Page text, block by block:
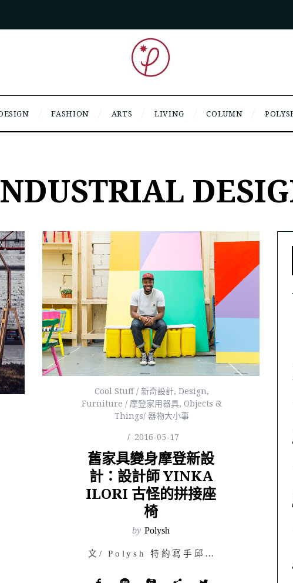
FASHION ARTS LIVING COLUMN
Cool Stuff / 新奇設計, Design,
Furniture / 摩登家用器具, Objects &
Things/ 器物大小事
2016-05-17
舊家具變身摩登新設
計：設計師 YINKA
ILORI 古怪的拼接座
椅
by Polysh
文/ Polysh 特約寫手邱吉 有沒有想過，如果你我周遭看似無生命氣息…